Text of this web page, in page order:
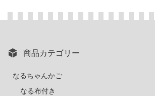
商品カテゴリー
なるちゃんかご
なる布付き